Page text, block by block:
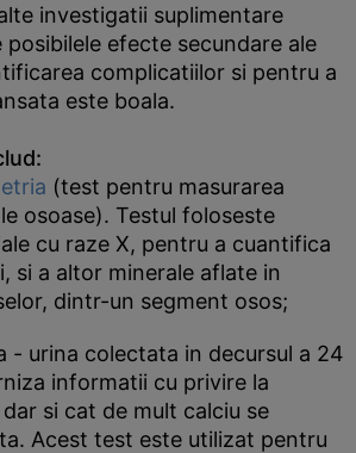
investigatii suplimentare
efecte secundare ale
complicatiilor si pentru a
este boala.
(test pentru masurarea
osoase). Testul foloseste
cu raze X, pentru a cuantifica
si a altor minerale aflate in
dintr-un segment osos;
- urina colectata in decursul a 24
informatii cu privire la
si cat de mult calciu se
Acest test este utilizat pentru